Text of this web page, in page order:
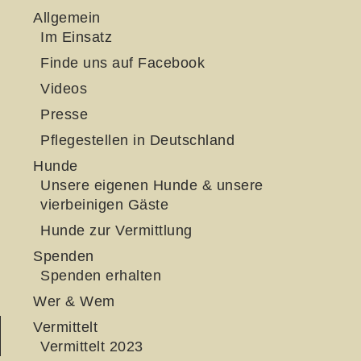
Allgemein
Im Einsatz
Finde uns auf Facebook
Videos
Presse
Pflegestellen in Deutschland
Hunde
Unsere eigenen Hunde & unsere
vierbeinigen Gäste
Hunde zur Vermittlung
Spenden
Spenden erhalten
Wer & Wem
Vermittelt
Vermittelt 2023